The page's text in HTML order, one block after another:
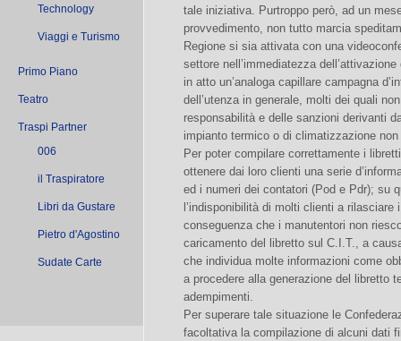
Technology
Viaggi e Turismo
Primo Piano
Teatro
Traspi Partner
006
il Traspiratore
Libri da Gustare
Pietro d'Agostino
Sudate Carte
tale iniziativa. Purtroppo però, ad un
provvedimento, non tutto marcia
Regione si sia attivata con una
settore nell’immediatezza
in atto un’analoga capillare campagna
dell’utenza in generale, molti dei quali
responsabilità e delle sanzioni derivanti
impianto termico o di climatizzazione
Per poter compilare correttamente i
ottenere dai loro clienti una serie
ed i numeri dei contatori (Pod e Pdr); su
l’indisponibilità di molti clienti a
conseguenza che i manutentori non
caricamento del libretto sul C.I.T., a
che individua molte informazioni come
a procedere alla generazione del libretto
adempimenti.
Per superare tale situazione le
facoltativa la compilazione di alcuni dati